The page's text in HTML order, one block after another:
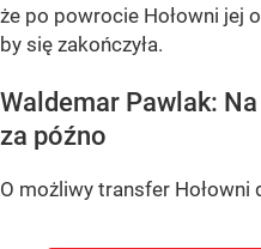
że po powrocie Hołowni jej
by się zakończyła.
Waldemar Pawlak:
za późno
O możliwy transfer Hołowni